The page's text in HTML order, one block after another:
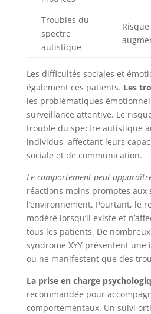
Troubles du
spectre
autistique
Risque
Les difficultés sociales et
également ces patients. Les
les problématiques
surveillance attentive. Le
trouble du spectre autistique
individus, affectant leurs
sociale et de communication.
Le comportement peut
réactions moins promptes aux
l’environnement. Pourtant, le
modéré lorsqu’il existe et
tous les patients. De
syndrome XYY présentent
ou ne manifestent que des
La prise en charge
recommandée pour
comportementaux. Un suivi